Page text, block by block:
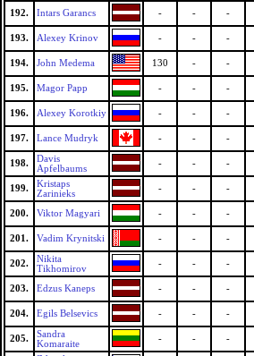
192. Intars Garancs - - -
193. Alexey Krinov - - -
194. John Medema 130 - -
195. Magor Papp - - -
196. Alexey Korotkiy - - -
197. Lance Mudryk - - -
198.
Davis
Apfelbaums
- - -
199.
Kristaps
Zarinieks
- - -
200. Viktor Magyari - - -
201. Vadim Krynitski - - -
202.
Nikita
Tikhomirov
- - -
203. Edzus Kaneps - - -
204. Egils Belsevics - - -
205.
Sandra
Komaraite
- - -